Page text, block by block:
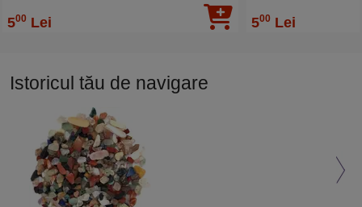
500 Lei 500 Lei
Istoricul tău de navigare